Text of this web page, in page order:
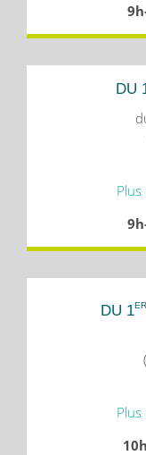
DU
Plus
DU 1ER
Plus